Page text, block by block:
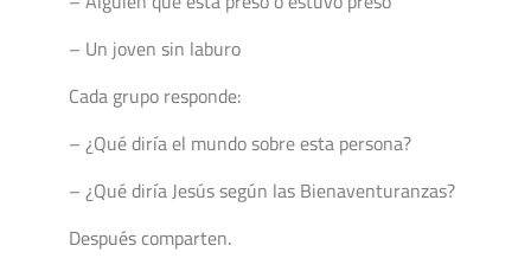
– Un joven sin laburo
Cada grupo responde:
– ¿Qué diría el mundo sobre esta persona?
– ¿Qué diría Jesús según las Bienaventuranzas?
Después comparten.